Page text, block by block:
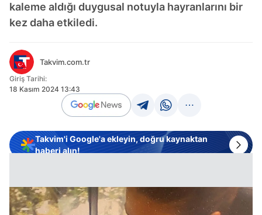
kaleme aldığı duygusal notuyla hayranlarını bir
kez daha etkiledi.
Takvim.com.tr
Giriş Tarihi:
18 Kasım 2024 13:43
Takvim'i Google'a ekleyin, doğru kaynaktan
haberi alın!